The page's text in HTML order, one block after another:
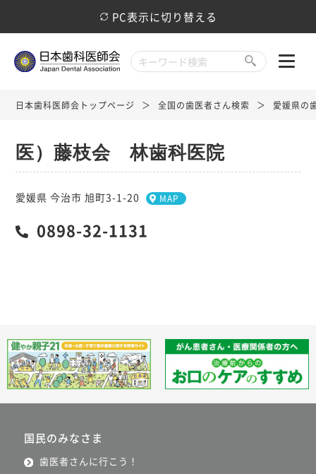
PC表示に切り替える
日本歯科医師会トップページ 全国の歯医者さん検索 愛媛県の
医）藤枝会 林歯科医院
愛媛県 今治市 旭町3-1-20 MAP
0898-32-1131
国民のみなさま
歯医者さんに行こう！